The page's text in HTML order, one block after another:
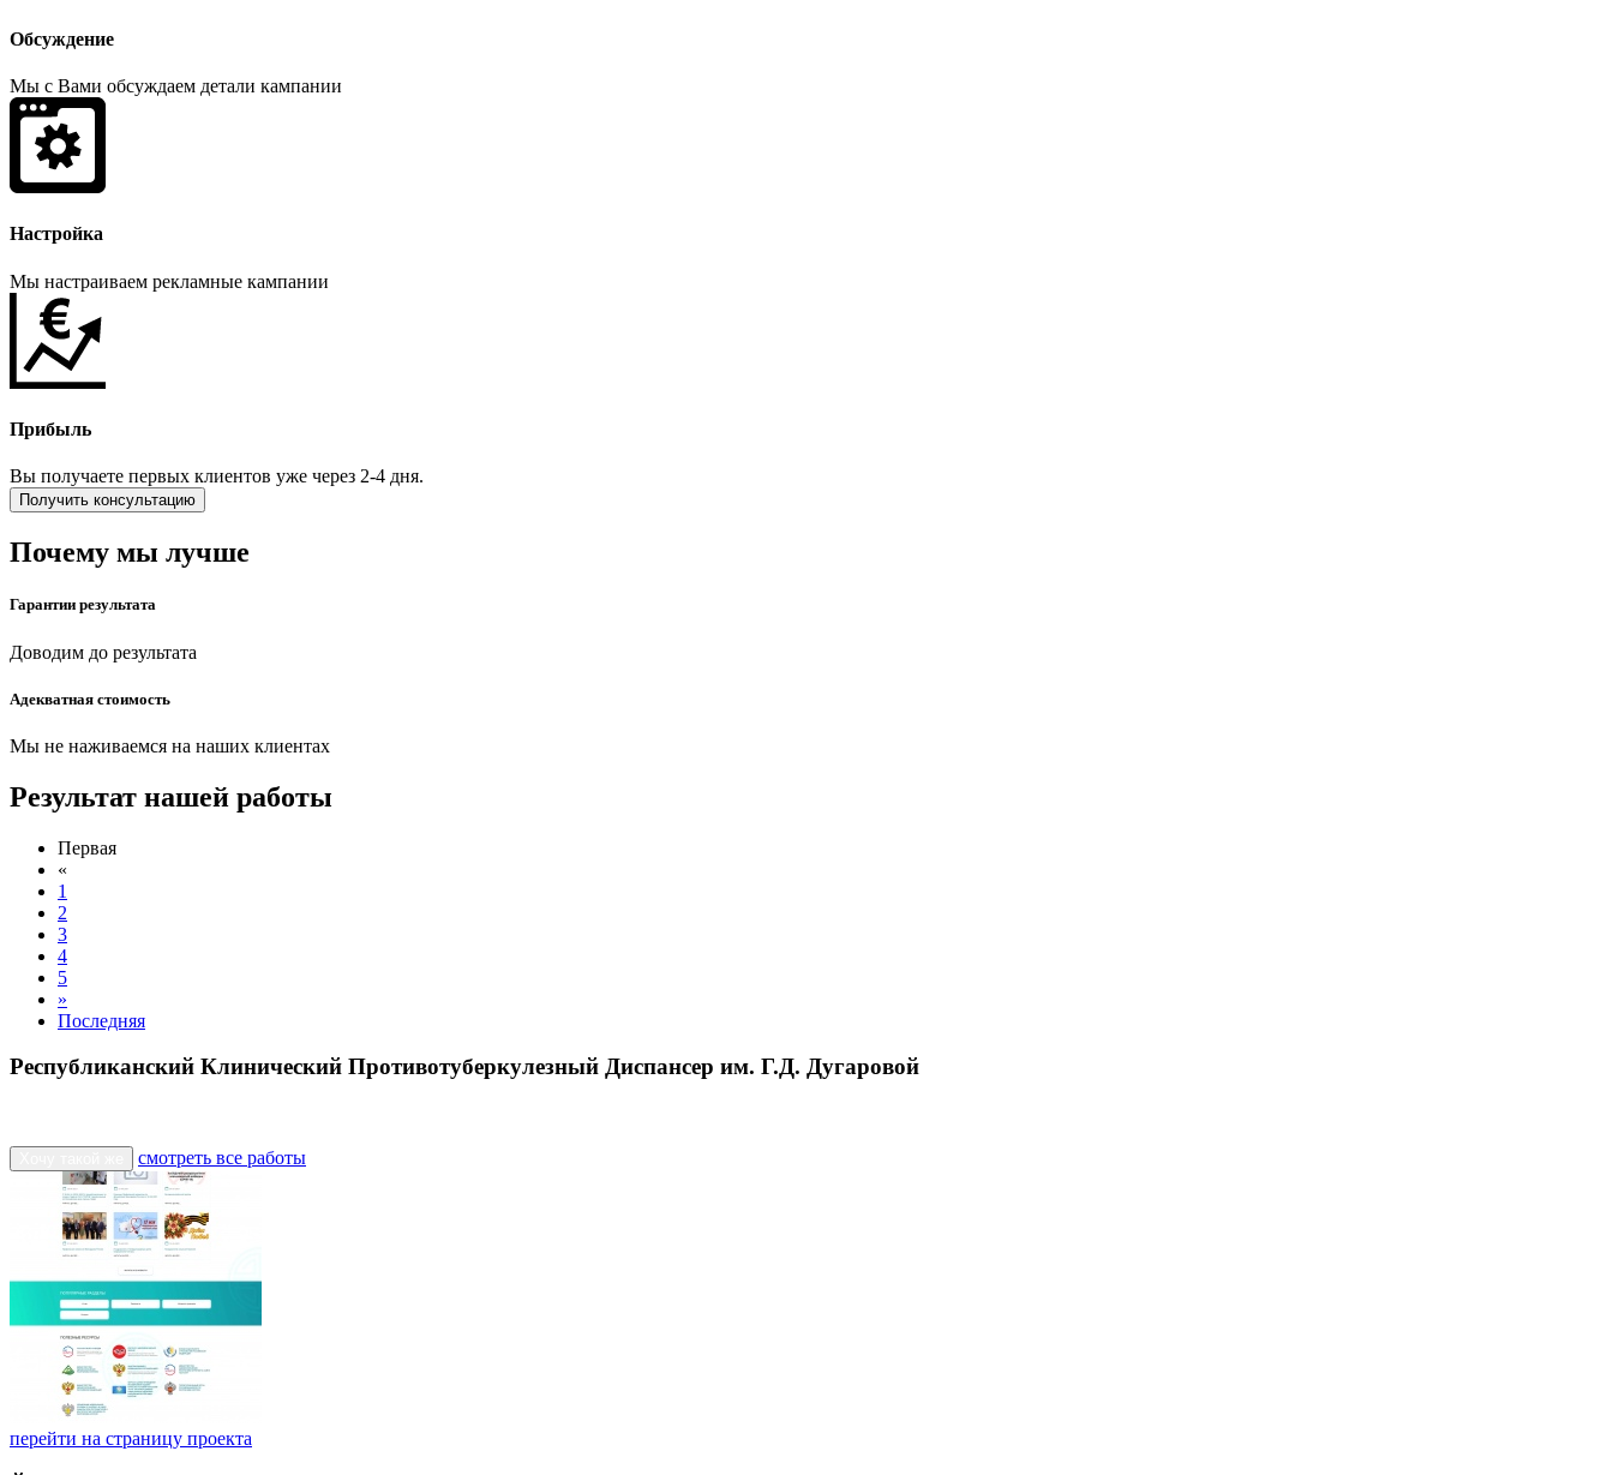
Обсуждение
Мы с Вами обсуждаем детали кампании
Настройка
Мы настраиваем рекламные кампании
Прибыль
Вы получаете первых клиентов уже через 2-4 дня.
Получить консультацию
Почему мы лучше
Гарантии результата
Доводим до результата
Адекватная cтоимость
Мы не наживаемся на наших клиентах
Результат нашей работы
Первая
«
1
2
3
4
5
»
Последняя
Республиканский Клинический Противотуберкулезный Диспансер им. Г.Д. Дугаровой
смотреть все работы
перейти на страницу проекта